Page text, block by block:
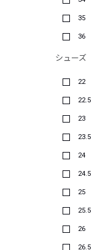
35
36
シューズ
22
22.5
23
23.5
24
24.5
25
25.5
26
26.5